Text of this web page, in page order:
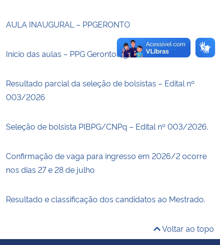
Planalto
AULA INAUGURAL – PPGERONTO
Início das aulas – PPG Gerontologia
Resultado parcial da seleção de bolsistas – Edital nº
003/2026
Seleção de bolsista PIBPG/CNPq – Edital nº 003/2026.
Confirmação de vaga para ingresso em 2026/2 ocorre
nos dias 27 e 28 de julho
Resultado e classificação dos candidatos ao Mestrado.
Voltar ao topo